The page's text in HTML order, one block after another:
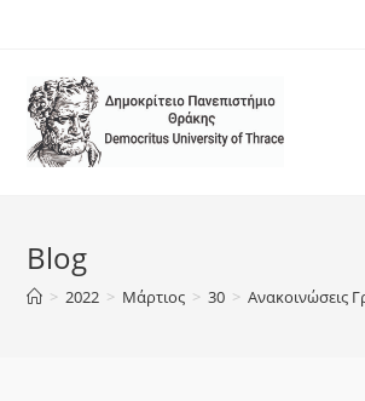
Blog
> 2022 > Μάρτιος > 30 > Ανακοινώσεις